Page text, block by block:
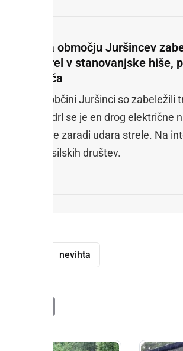
Na območju Juršincev
strel v stanovanjske hiše,
toča
V občini Juršinci so
podrl se je en drog električne
hiše zaradi udara strele. Na
gasilskih društev.
nevihta
PrintFriendly